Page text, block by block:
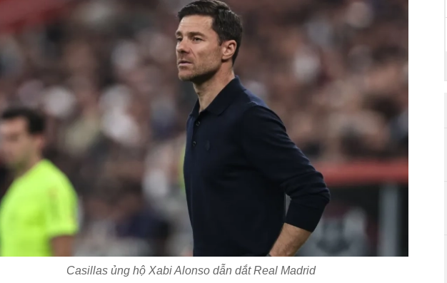
Casillas ủng hộ Xabi Alonso dẫn dắt Real Madrid